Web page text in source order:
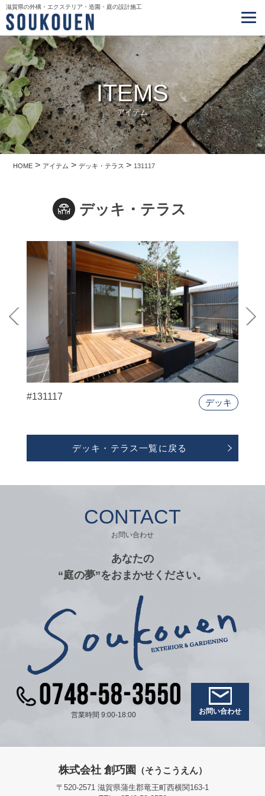
滋賀県の外構・エクステリア・造園・庭の設計施工
ITEMS
アイテム
HOME > アイテム >デッキ・テラス> 131117
デッキ・テラス
#131117
デッキ
デッキ・テラス一覧に戻る
CONTACT
お問い合わせ
あなたの
“庭の夢”をおまかせください。
営業時間 9:00-18:00 お問い合わせ
株式会社 創巧園 （そうこうえん）
〒520-2571 滋賀県蒲生郡竜王町西横関163-1